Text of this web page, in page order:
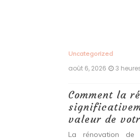
Uncategorized
août 6, 2026 3
Comment la
valeur de
La rénovation de